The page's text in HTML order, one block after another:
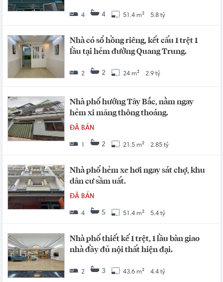
4 4 51.4 m² 5.8 tỷ
Nhà có sổ hồng riêng, kết cấu 1 trệt 1
lầu tại hẻm đường Quang Trung.
2 2 24 m² 2.9 tỷ
Nhà phố hướng Tây Bắc, nằm ngay
hẻm xi măng thông thoáng.
ĐÃ BÁN
2 21.5 m² 2.85 tỷ
Nhà phố hẻm xe hơi ngay sát chợ, khu
dân cư sầm uất.
ĐÃ BÁN
4 5 51.4 m² 5.4 tỷ
Nhà phố thiết kế 1 trệt, 1 lầu bàn giao
nhà đầy đủ nội thất hiện đại.
2 3 43.6 m² 4.4 tỷ